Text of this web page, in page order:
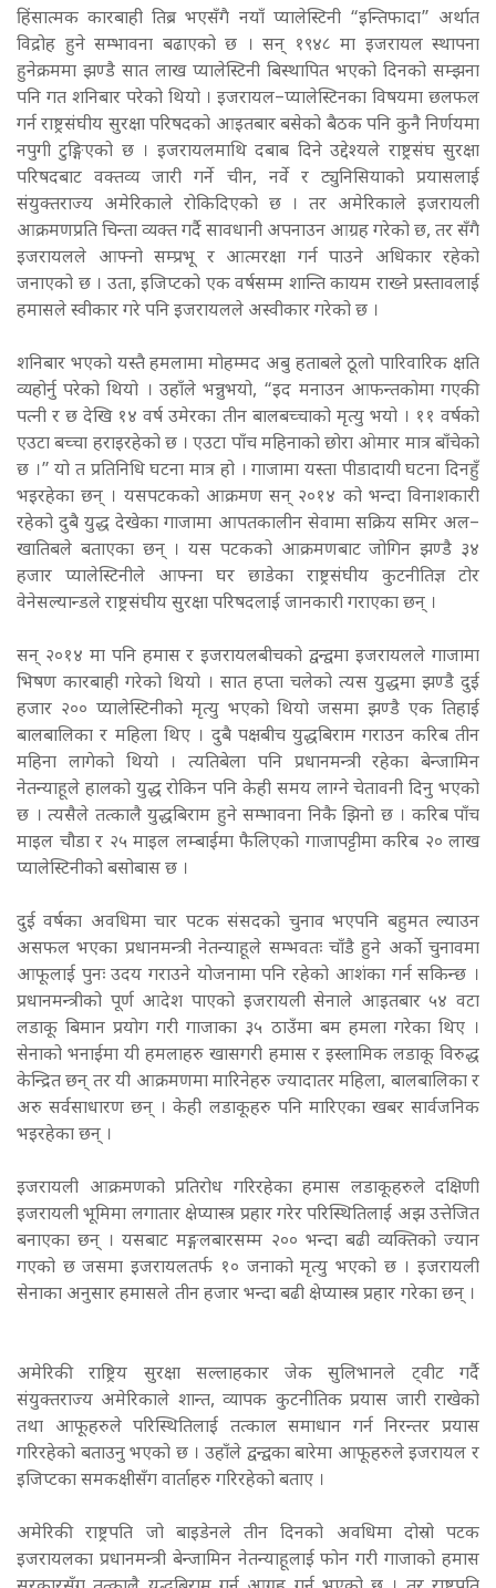
हिंसात्मक कारबाही तिब्र भएसँगै नयाँ प्यालेस्टिनी “इन्तिफादा” अर्थात
विद्रोह हुने सम्भावना बढाएको छ । सन् १९४८ मा इजरायल स्थापना
हुनेक्रममा झण्डै सात लाख प्यालेस्टिनी बिस्थापित भएको दिनको सम्झना
पनि गत शनिबार परेको थियो । इजरायल–प्यालेस्टिनका विषयमा छलफल
गर्न राष्ट्रसंघीय सुरक्षा परिषदको आइतबार बसेको बैठक पनि कुनै निर्णयमा
नपुगी टुङ्गिएको छ । इजरायलमाथि दबाब दिने उद्देश्यले राष्ट्रसंघ सुरक्षा
परिषदबाट वक्तव्य जारी गर्ने चीन, नर्वे र ट्युनिसियाको प्रयासलाई
संयुक्तराज्य अमेरिकाले रोकिदिएको छ । तर अमेरिकाले इजरायली
आक्रमणप्रति चिन्ता व्यक्त गर्दै सावधानी अपनाउन आग्रह गरेको छ, तर सँगै
इजरायलले आफ्नो सम्प्रभू र आत्मरक्षा गर्न पाउने अधिकार रहेको
जनाएको छ । उता, इजिप्टको एक वर्षसम्म शान्ति कायम राख्ने प्रस्तावलाई
हमासले स्वीकार गरे पनि इजरायलले अस्वीकार गरेको छ ।
शनिबार भएको यस्तै हमलामा मोहम्मद अबु हताबले ठूलो पारिवारिक क्षति
व्यहोर्नु परेको थियो । उहाँले भन्नुभयो, “इद मनाउन आफन्तकोमा गएकी
पत्नी र छ देखि १४ वर्ष उमेरका तीन बालबच्चाको मृत्यु भयो । ११ वर्षको
एउटा बच्चा हराइरहेको छ । एउटा पाँच महिनाको छोरा ओमार मात्र बाँचेको
छ ।” यो त प्रतिनिधि घटना मात्र हो । गाजामा यस्ता पीडादायी घटना दिनहुँ
भइरहेका छन् । यसपटकको आक्रमण सन् २०१४ को भन्दा विनाशकारी
रहेको दुबै युद्ध देखेका गाजामा आपतकालीन सेवामा सक्रिय समिर अल–
खातिबले बताएका छन् । यस पटकको आक्रमणबाट जोगिन झण्डै ३४
हजार प्यालेस्टिनीले आफ्ना घर छाडेका राष्ट्रसंघीय कुटनीतिज्ञ टोर
वेनेसल्यान्डले राष्ट्रसंघीय सुरक्षा परिषदलाई जानकारी गराएका छन् ।
सन् २०१४ मा पनि हमास र इजरायलबीचको द्वन्द्वमा इजरायलले गाजामा
भिषण कारबाही गरेको थियो । सात हप्ता चलेको त्यस युद्धमा झण्डै दुई
हजार २०० प्यालेस्टिनीको मृत्यु भएको थियो जसमा झण्डै एक तिहाई
बालबालिका र महिला थिए । दुबै पक्षबीच युद्धबिराम गराउन करिब तीन
महिना लागेको थियो । त्यतिबेला पनि प्रधानमन्त्री रहेका बेन्जामिन
नेतन्याहूले हालको युद्ध रोकिन पनि केही समय लाग्ने चेतावनी दिनु भएको
छ । त्यसैले तत्कालै युद्धबिराम हुने सम्भावना निकै झिनो छ । करिब पाँच
माइल चौडा र २५ माइल लम्बाईमा फैलिएको गाजापट्टीमा करिब २० लाख
प्यालेस्टिनीको बसोबास छ ।
दुई वर्षका अवधिमा चार पटक संसदको चुनाव भएपनि बहुमत ल्याउन
असफल भएका प्रधानमन्त्री नेतन्याहूले सम्भवतः चाँडै हुने अर्को चुनावमा
आफूलाई पुनः उदय गराउने योजनामा पनि रहेको आशंका गर्न सकिन्छ ।
प्रधानमन्त्रीको पूर्ण आदेश पाएको इजरायली सेनाले आइतबार ५४ वटा
लडाकू बिमान प्रयोग गरी गाजाका ३५ ठाउँमा बम हमला गरेका थिए ।
सेनाको भनाईमा यी हमलाहरु खासगरी हमास र इस्लामिक लडाकू विरुद्ध
केन्द्रित छन् तर यी आक्रमणमा मारिनेहरु ज्यादातर महिला, बालबालिका र
अरु सर्वसाधारण छन् । केही लडाकूहरु पनि मारिएका खबर सार्वजनिक
भइरहेका छन् ।
इजरायली आक्रमणको प्रतिरोध गरिरहेका हमास लडाकूहरुले दक्षिणी
इजरायली भूमिमा लगातार क्षेप्यास्त्र प्रहार गरेर परिस्थितिलाई अझ उत्तेजित
बनाएका छन् । यसबाट मङ्गलबारसम्म २०० भन्दा बढी व्यक्तिको ज्यान
गएको छ जसमा इजरायलतर्फ १० जनाको मृत्यु भएको छ । इजरायली
सेनाका अनुसार हमासले तीन हजार भन्दा बढी क्षेप्यास्त्र प्रहार गरेका छन् ।
अमेरिकी राष्ट्रिय सुरक्षा सल्लाहकार जेक सुलिभानले ट्वीट गर्दै
संयुक्तराज्य अमेरिकाले शान्त, व्यापक कुटनीतिक प्रयास जारी राखेको
तथा आफूहरुले परिस्थितिलाई तत्काल समाधान गर्न निरन्तर प्रयास
गरिरहेको बताउनु भएको छ । उहाँले द्वन्द्वका बारेमा आफूहरुले इजरायल र
इजिप्टका समकक्षीसँग वार्ताहरु गरिरहेको बताए ।
अमेरिकी राष्ट्रपति जो बाइडेनले तीन दिनको अवधिमा दोस्रो पटक
इजरायलका प्रधानमन्त्री बेन्जामिन नेतन्याहूलाई फोन गरी गाजाको हमास